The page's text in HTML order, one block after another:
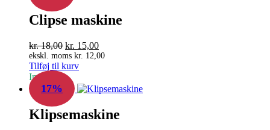
Clipse maskine
kr.18,00 Den
oprindelige
pris
var:
kr. 18,00.
kr. 15,00Den
aktuelle
kr. 15,00.
ekskl. moms kr. 12,00
Tilføj til kurv
In Stock
17%
Klipsemaskine